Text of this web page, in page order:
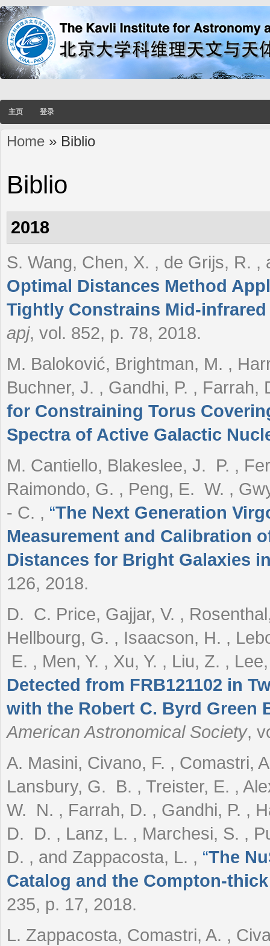
主页 登录
You are here
Home » Biblio
Biblio
2018
S. Wang, Chen, X. , de Grijs, R.
Optimal Distances Method
Tightly Constrains Mid-
apj, vol. 852, p. 78, 2018.
M. Baloković, Brightman, M. ,
Buchner, J. , Gandhi, P. ,
for Constraining Torus
Spectra of Active Galactic
M. Cantiello, Blakeslee, J. P. ,
Raimondo, G. , Peng, E. W. ,
- C. , “The Next Generation
Measurement and Calibration
Distances for Bright Galaxies
126, 2018.
D. C. Price, Gajjar, V. ,
Hellbourg, G. , Isaacson, H. ,
E. , Men, Y. , Xu, Y. , Liu, Z. ,
Detected from FRB121102 in
with the Robert C. Byrd Green
American Astronomical Society,
A. Masini, Civano, F. , Comastri,
Lansbury, G. B. , Treister, E. ,
W. N. , Farrah, D. , Gandhi, P. ,
D. D. , Lanz, L. , Marchesi, S. ,
D. , and Zappacosta, L. , “The
Catalog and the Compton-
235, p. 17, 2018.
L. Zappacosta, Comastri, A. ,